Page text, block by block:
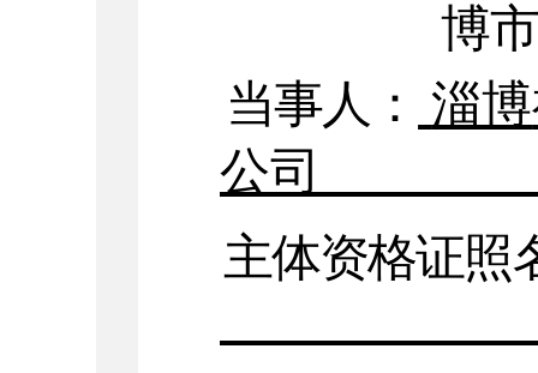
博
当事人： 淄博
公司
主体资格证照